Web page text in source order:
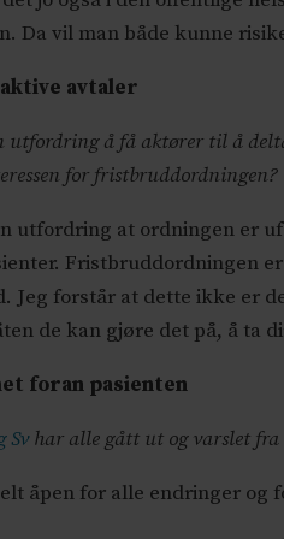
Da vil man både kunne
avtaler
utfordring å få aktører til å
for fristbruddordningen?
utfordring at ordningen er
Fristbruddordningen
Jeg forstår at dette ikke er
de kan gjøre det på, å ta
foran pasienten
Svhar alle gått ut og varslet fra
åpen for alle endringer